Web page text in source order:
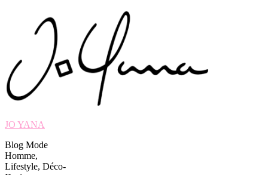
JO YANA
Blog Mode
Homme,
Lifestyle, Déco-